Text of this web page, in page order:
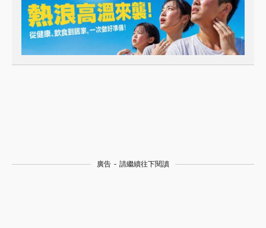
廣告 - 請繼續往下閱讀